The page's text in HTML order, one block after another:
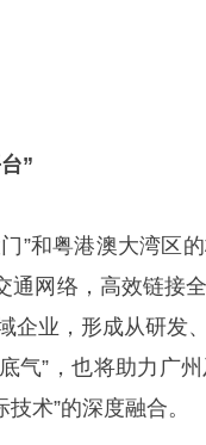
”
”和粤港澳大湾区
通网络，高效链接
企业，形成从研发
气”，也将助力广
术”的深度融合。